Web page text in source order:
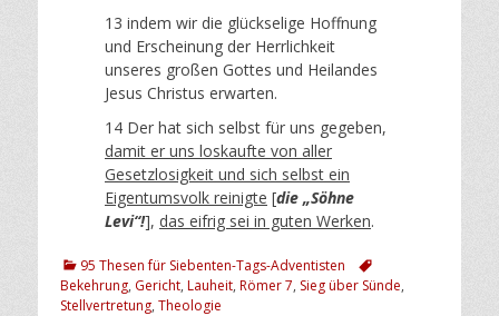
13 indem wir die glückselige Hoffnung
und Erscheinung der Herrlichkeit
unseres großen Gottes und Heilandes
Jesus Christus erwarten.
14 Der hat sich selbst für uns gegeben,
damit er uns loskaufte von aller
Gesetzlosigkeit und sich selbst ein
Eigentumsvolk reinigte [die „Söhne
Levi“!], das eifrig sei in guten Werken.
Kategorien
95 Thesen für Siebenten-Tags-Adventisten
Schlagworte
Bekehrung, Gericht, Lauheit, Römer 7, Sieg über Sünde,
Stellvertretung, Theologie